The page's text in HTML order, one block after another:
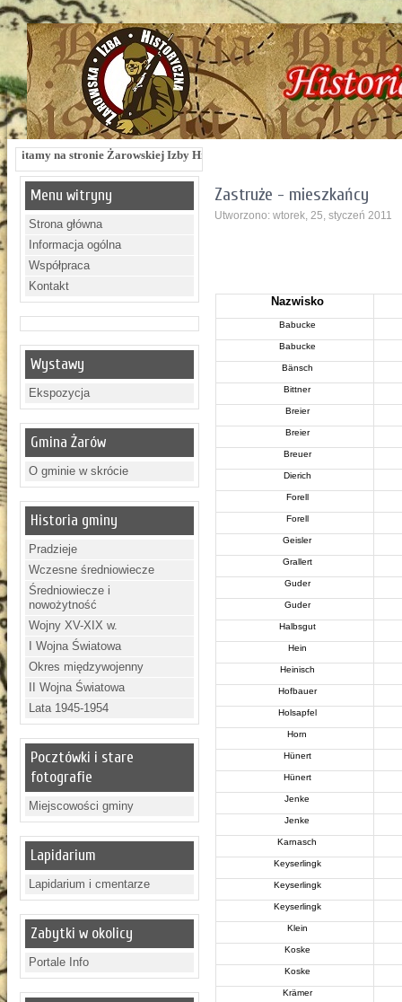
stronie Żarowskiej Izby Historycznej !!! Żarowska Izba Historyczna, ul.
Menu witryny
Strona główna
Informacja ogólna
Współpraca
Kontakt
Wystawy
Ekspozycja
Gmina Żarów
O gminie w skrócie
Historia gminy
Pradzieje
Wczesne średniowiecze
Średniowiecze i
nowożytność
Wojny XV-XIX w.
I Wojna Światowa
Okres międzywojenny
II Wojna Światowa
Lata 1945-1954
Pocztówki i stare
fotografie
Miejscowości gminy
Lapidarium
Lapidarium i cmentarze
Zabytki w okolicy
Portale Info
Zastruże - mieszkańcy
Utworzono: wtorek, 25, styczeń 2011
Nazwisko
Babucke
Babucke
Bänsch
Bittner
Breier
Breier
Breuer
Dierich
Forell
Forell
Geisler
Grallert
Guder
Guder
Halbsgut
Hein
Heinisch
Hofbauer
Holsapfel
Horn
Hünert
Hünert
Jenke
Jenke
Karnasch
Keyserlingk
Keyserlingk
Keyserlingk
Klein
Koske
Koske
Krämer